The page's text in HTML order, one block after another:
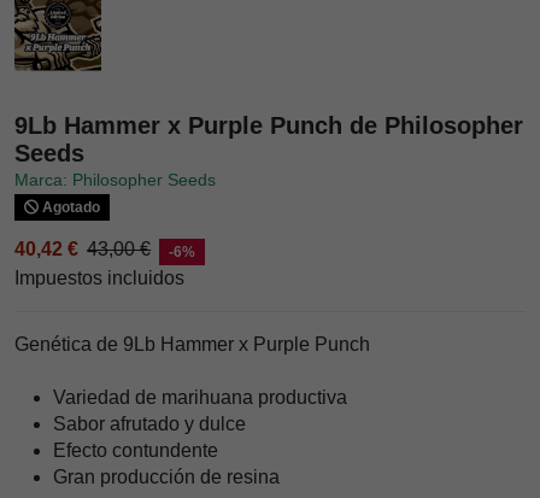
9Lb Hammer x Purple Punch de Philosopher
Seeds
Marca: Philosopher Seeds
Agotado
40,42 € 43,00 € -6%
Impuestos incluidos
Genética de 9Lb Hammer x Purple Punch
Variedad de marihuana productiva
Sabor afrutado y dulce
Efecto contundente
Gran producción de resina